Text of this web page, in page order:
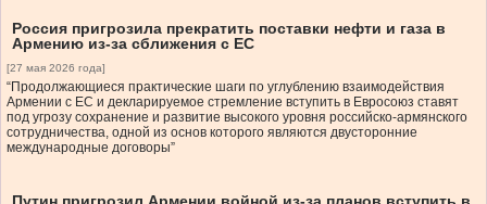
Россия пригрозила прекратить поставки нефти и газа в
Армению из-за сближения с ЕС
[27 мая 2026 года]
“Продолжающиеся практические шаги по углублению взаимодействия
Армении с ЕС и декларируемое стремление вступить в Евросоюз ставят
под угрозу сохранение и развитие высокого уровня российско-армянского
сотрудничества, одной из основ которого являются двусторонние
международные договоры”